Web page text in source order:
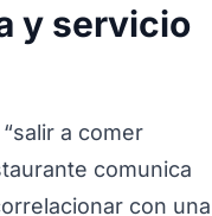
y servicio
a comer
comunica
con una